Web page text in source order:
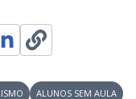
ALUNOS SEM AULA